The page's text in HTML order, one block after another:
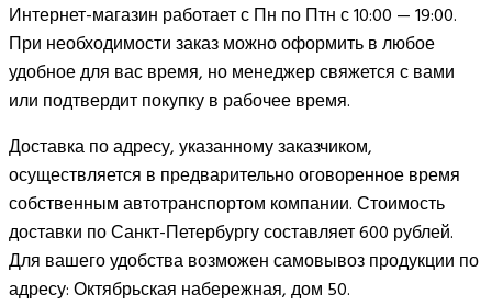
Интернет-магазин работает с Пн по Птн с 10:00 — 19:00.
При необходимости заказ можно оформить в любое
удобное для вас время, но менеджер свяжется с вами
или подтвердит покупку в рабочее время.
Доставка по адресу, указанному заказчиком,
осуществляется в предварительно оговоренное время
собственным автотранспортом компании. Стоимость
доставки по Санкт-Петербургу составляет 600 рублей.
Для вашего удобства возможен самовывоз продукции по
адресу: Октябрьская набережная, дом 50.